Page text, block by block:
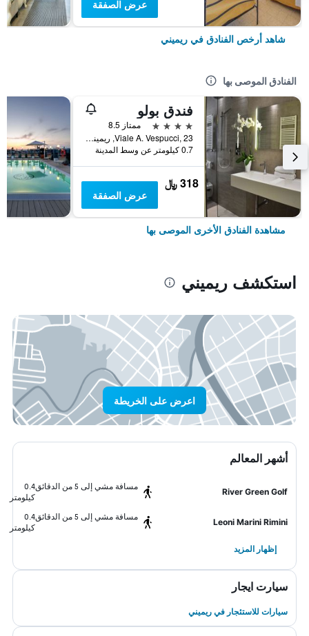
عرض الصفقة
شاهد أرخص الفنادق في ريميني
الفنادق الموصى بها
فندق بولو
4 نجوم
ممتاز 8.5
Viale A. Vespucci, 23, ريميني, مقاطعة ريميني, إيطاليا
0.7 كيلومتر عن وسط المدينة
318 ﷼
عرض الصفقة
مشاهدة الفنادق الأخرى الموصى بها
استكشف ريميني
اعرض على الخريطة
أشهر المعالم
River Green Golf
مسافة مشي إلى 5 من الدقائق
0.4
كيلومتر
Leoni Marini Rimini
مسافة مشي إلى 5 من الدقائق
0.4
كيلومتر
إظهار المزيد
سيارت ايجار
سيارات للاستئجار في ريميني